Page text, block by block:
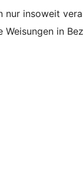
insoweit
in